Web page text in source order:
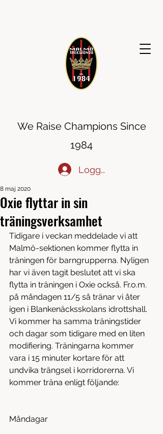
We Raise Champions Since
1984
Logga in
Oxie flyttar in sin
träningsverksamhet
8 maj 2020
Tidigare i veckan meddelade vi att
Malmö-sektionen kommer flytta in
träningen för barngrupperna. Nyligen
har vi även tagit beslutet att vi ska
flytta in träningen i Oxie också. Fr.o.m.
på måndagen 11/5 så tränar vi åter
igen i Blankenäcksskolans idrottshall.
Vi kommer ha samma träningstider
och dagar som tidigare med en liten
modifiering. Träningarna kommer
vara i 15 minuter kortare för att
undvika trängsel i korridorerna. Vi
kommer träna enligt följande:
Måndagar